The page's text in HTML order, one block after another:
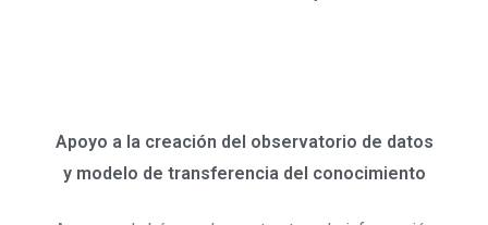
Apoyo a la creación del observatorio de datos
y modelo de transferencia del conocimiento